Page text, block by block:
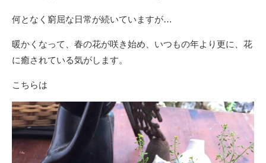
何となく窮屈な日常が続いていますが…
暖かくなって、春の花が咲き始め、いつもの年より更に、花
に癒されている気がします。
こちらは